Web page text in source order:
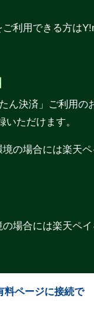
ご利用できる方は
ん決済」ご利用の
ただけます。
の場合には楽天
場合には楽天ペ
料ページに接続で